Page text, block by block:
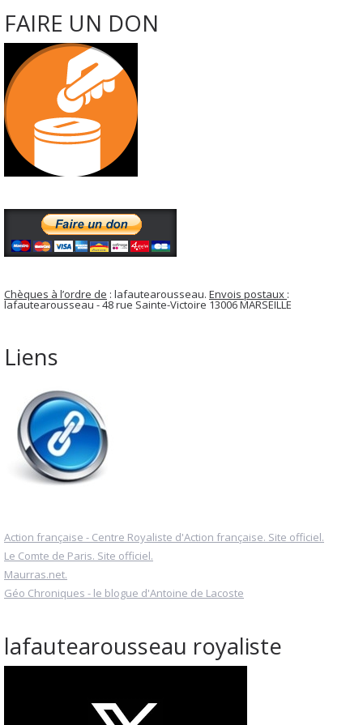
FAIRE UN DON
Chèques à l’ordre de : lafautearousseau. Envois postaux :
lafautearousseau - 48 rue Sainte-Victoire 13006 MARSEILLE
Liens
Action française - Centre Royaliste d'Action française. Site officiel.
Le Comte de Paris. Site officiel.
Maurras.net.
Géo Chroniques - le blogue d'Antoine de Lacoste
lafautearousseau royaliste